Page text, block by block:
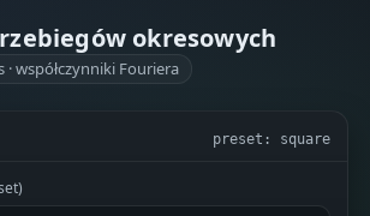
okresowych
współczynniki Fouriera
preset: square